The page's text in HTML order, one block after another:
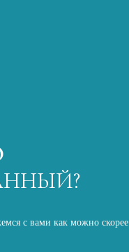
с вами как можно скорее.